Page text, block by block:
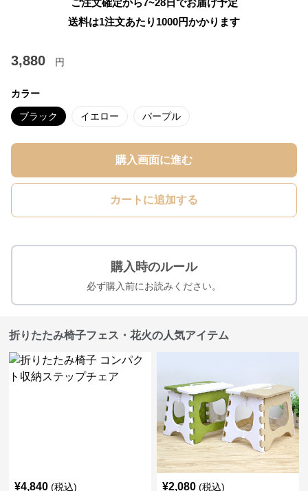
ご注文確定から7~28日でお届け予定
送料は1注文あたり 1000円かかります
3,880 円
カラー
ブラック イエロー パープル
購入画面に進む
カートに追加する
購入時のルール
必ず購入前にお読みください。
折りたたみ椅子フェス・花火の人気アイテム
¥4,840 (税込) ¥2,080 (税込)